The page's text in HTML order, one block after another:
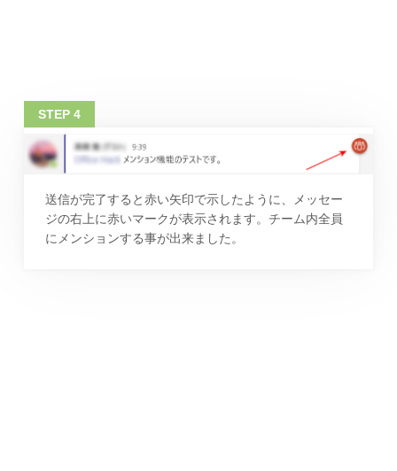
送信が完了すると赤い矢印で示したように、メッセー
ジの右上に赤いマークが表示されます。チーム内全員
にメンションする事が出来ました。